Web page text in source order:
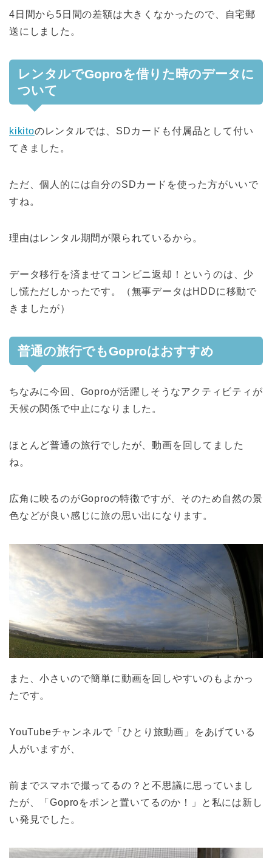
4日間から5日間の差額は大きくなかったので、自宅郵
送にしました。
レンタルでGoproを借りた時のデータに
ついて
kikitoのレンタルでは、SDカードも付属品として付い
てきました。
ただ、個人的には自分のSDカードを使った方がいいで
すね。
理由はレンタル期間が限られているから。
データ移行を済ませてコンビニ返却！というのは、少
し慌ただしかったです。（無事データはHDDに移動で
きましたが）
普通の旅行でもGoproはおすすめ
ちなみに今回、Goproが活躍しそうなアクティビティが
天候の関係で中止になりました。
ほとんど普通の旅行でしたが、動画を回してました
ね。
広角に映るのがGoproの特徴ですが、そのため自然の景
色などが良い感じに旅の思い出になります。
また、小さいので簡単に動画を回しやすいのもよかっ
たです。
YouTubeチャンネルで「ひとり旅動画」をあげている
人がいますが、
前までスマホで撮ってるの？と不思議に思っていまし
たが、「Goproをポンと置いてるのか！」と私には新し
い発見でした。